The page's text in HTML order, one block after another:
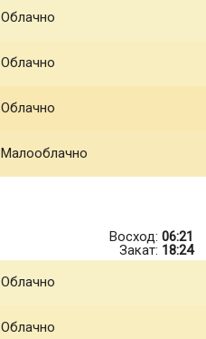
Облачно
Облачно
Облачно
Малооблачно
Восход: 06:21
Закат: 18:24
Облачно
Облачно